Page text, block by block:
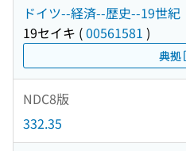
ドイツ--経済--歴史--19世紀
19セイキ (00561581 )
典拠
NDC8版
332.35